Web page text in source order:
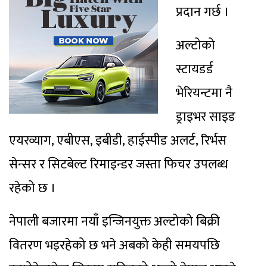
प्रदान गर्छ ।
अल्टोको
स्टायडर्ड
भेरियन्टमा नै
ड्राइभर साइड
एयरव्याग, एबीएस, इबीडी, हाईस्पीड अलर्ट, रिर्भस
सेन्सर र सिटबेल्ट रिमाइन्डर जस्ता फिचर उपलब्ध
रहेको छ ।
नेपाली बजारमा नयाँ इन्जिनयुक्त अल्टोको बिक्री
वितरण भइरहेको छ भने अबको केही समयपछि